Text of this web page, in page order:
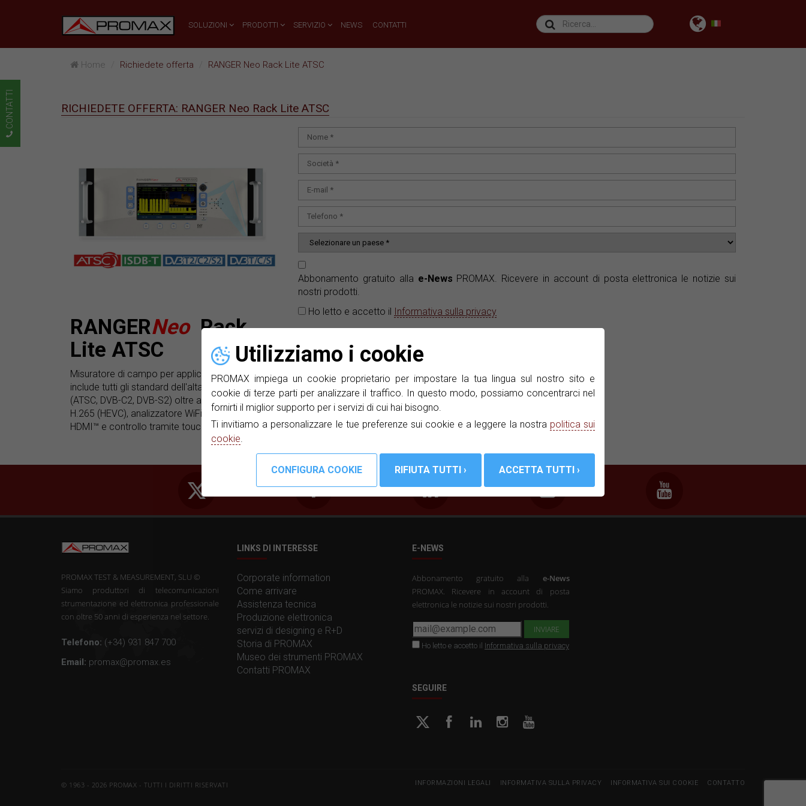
Utilizziamo i cookie
PROMAX impiega un cookie proprietario per impostare la tua lingua sul nostro sito e
cookie di terze parti per analizzare il traffico. In questo modo, possiamo concentrarci nel
fornirti il miglior supporto per i servizi di cui hai bisogno.
Ti invitiamo a personalizzare le tue preferenze sui cookie e a leggere la nostra politica sui
cookie.
SOLUZIONI PRODOTTI SERVIZIO NEWS CONTATTI
Home Richiedete offerta RANGER Neo Rack Lite ATSC
RICHIEDETE OFFERTA: RANGER Neo Rack Lite ATSC
RANGERNeo Rack
Lite ATSC
Misuratore di campo per applicazioni di base che
include tutti gli standard dell'alta definizione
(ATSC, DVB-C2, DVB-S2) oltre a decodificatore
H.265 (HEVC), analizzatore WiFi 2,4 GHz, uscita
HDMI™ e controllo tramite touchscreen.
Abbonamento gratuito alla e-News PROMAX. Ricevere in account di posta elettronica le notizie sui
nostri prodotti.
Ho letto e accetto il Informativa sulla privacy
PROMAX TEST & MEASUREMENT, SLU ©
Siamo produttori di telecomunicazioni
strumentazione ed elettronica professionale
con oltre 50 anni di esperienza nel settore.
Telefono: (+34) 931 847 700
Email: promax@promax.es
LINKS DI INTERESSE
Corporate information
Come arrivare
Assistenza tecnica
Produzione elettronica
servizi di designing e R+D
Storia di PROMAX
Museo dei strumenti PROMAX
Contatti PROMAX
E-NEWS
Abbonamento gratuito alla e-News
PROMAX. Ricevere in account di posta
elettronica le notizie sui nostri prodotti.
Ho letto e accetto il Informativa sulla privacy
SEGUIRE
© 1963 - 2026 PROMAX - TUTTI I DIRITTI RISERVATI INFORMAZIONI LEGALI INFORMATIVA SULLA PRIVACY INFORMATIVA SUI COOKIE CONTATTO
CONTATTI